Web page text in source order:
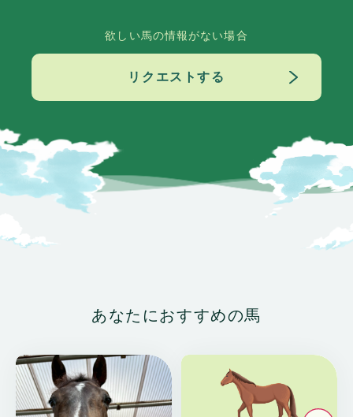
欲しい馬の情報がない場合
リクエストする
あなたにおすすめの馬